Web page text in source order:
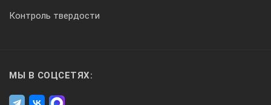
Контроль твердости
МЫ В СОЦСЕТЯХ: